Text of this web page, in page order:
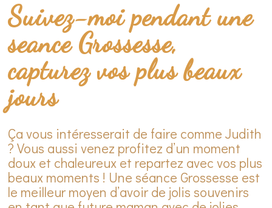
Suivez-moi pendant une
seance Grossesse,
capturez vos plus beaux
jours
Ça vous intéresserait de faire comme Judith
? Vous aussi venez profitez d’un moment
doux et chaleureux et repartez avec vos plus
beaux moments ! Une séance Grossesse est
le meilleur moyen d’avoir de jolis souvenirs